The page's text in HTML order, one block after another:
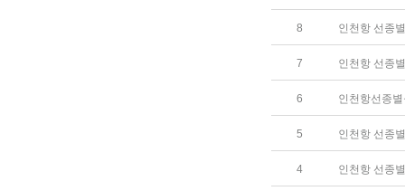
8 인천항 선종
7 인천항 선종
6 인천항선종
5 인천항 선종
4 인천항 선종